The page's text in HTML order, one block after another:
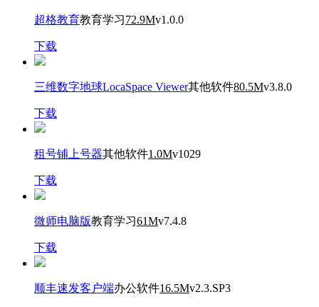
超格教育教育学习72.9Mv1.0.0
下载
三维数字地球LocaSpace Viewer其他软件80.5Mv3.8.0
下载
租号铺上号器其他软件1.0Mv1029
下载
微师电脑版教育学习61Mv7.4.8
下载
顺丰速发客户端办公软件16.5Mv2.3.SP3